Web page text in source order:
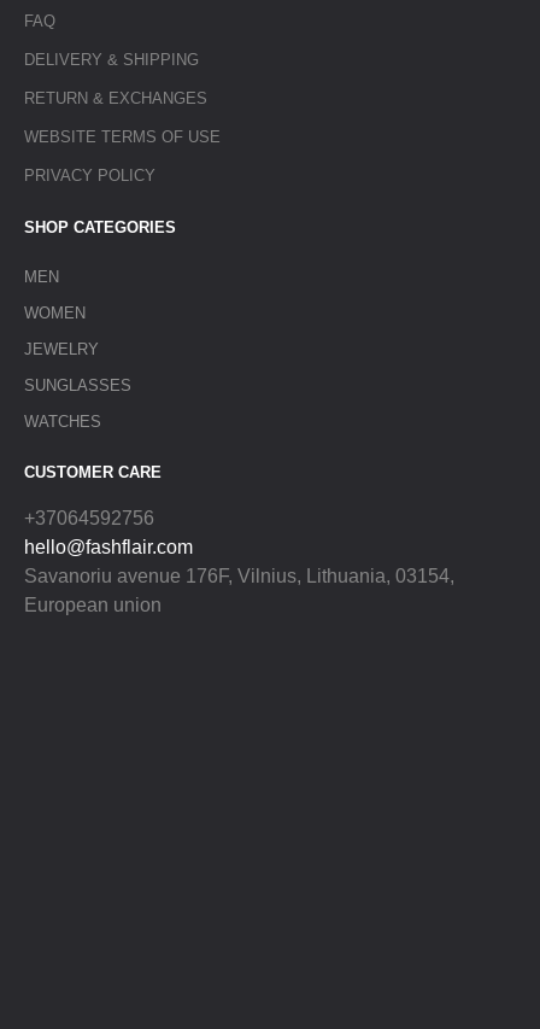
FAQ
DELIVERY & SHIPPING
RETURN & EXCHANGES
WEBSITE TERMS OF USE
PRIVACY POLICY
SHOP CATEGORIES
MEN
WOMEN
JEWELRY
SUNGLASSES
WATCHES
CUSTOMER CARE
+37064592756
hello@fashflair.com
Savanoriu avenue 176F, Vilnius, Lithuania, 03154,
European union